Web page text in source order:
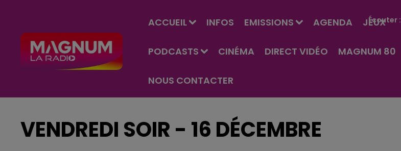
ACCUEIL INFOS EMISSIONS AGENDA JEUX
PODCASTS CINÉMA DIRECT VIDÉO MAGNUM 80
NOUS CONTACTER
Écouter :
VENDREDI SOIR - 16 DÉCEMBRE